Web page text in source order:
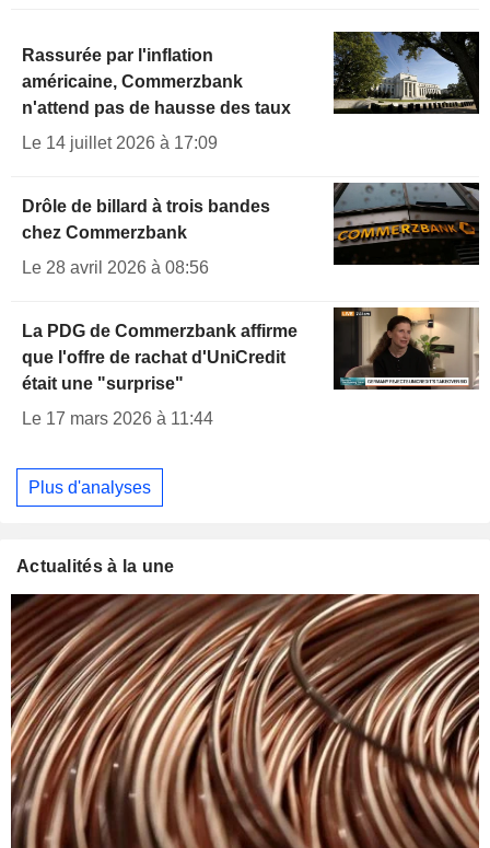
Rassurée par l'inflation
américaine, Commerzbank
n'attend pas de hausse des taux
Le 14 juillet 2026 à 17:09
Drôle de billard à trois bandes
chez Commerzbank
Le 28 avril 2026 à 08:56
La PDG de Commerzbank affirme
que l'offre de rachat d'UniCredit
était une "surprise"
Le 17 mars 2026 à 11:44
Plus d'analyses
Actualités à la une